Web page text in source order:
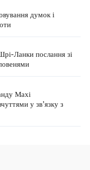
думок і
Ланки послання зі
Махі
у зв’язку з